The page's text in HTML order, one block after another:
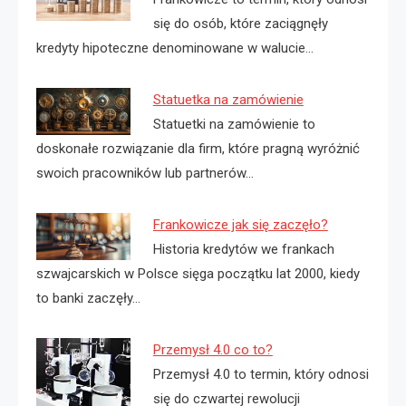
się do osób, które zaciągnęły
kredyty hipoteczne denominowane w walucie…
Statuetka na zamówienie
Statuetki na zamówienie to
doskonałe rozwiązanie dla firm, które pragną wyróżnić
swoich pracowników lub partnerów…
Frankowicze jak się zaczęło?
Historia kredytów we frankach
szwajcarskich w Polsce sięga początku lat 2000, kiedy
to banki zaczęły…
Przemysł 4.0 co to?
Przemysł 4.0 to termin, który odnosi
się do czwartej rewolucji